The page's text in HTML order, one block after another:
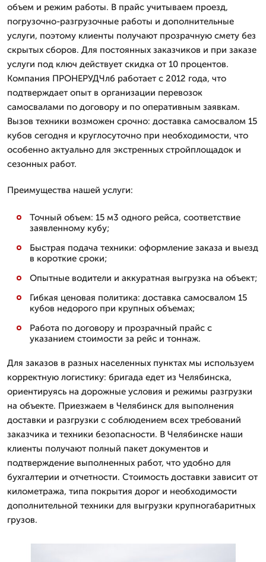
объем и режим работы. В прайс учитываем проезд,
погрузочно-разгрузочные работы и дополнительные
услуги, поэтому клиенты получают прозрачную смету без
скрытых сборов. Для постоянных заказчиков и при заказе
услуги под ключ действует скидка от 10 процентов.
Компания ПРОНЕРУДЧлб работает с 2012 года, что
подтверждает опыт в организации перевозок
самосвалами по договору и по оперативным заявкам.
Вызов техники возможен срочно: доставка самосвалом 15
кубов сегодня и круглосуточно при необходимости, что
особенно актуально для экстренных стройплощадок и
сезонных работ.
Преимущества нашей услуги:
Точный объем: 15 м3 одного рейса, соответствие
заявленному кубу;
Быстрая подача техники: оформление заказа и выезд
в короткие сроки;
Опытные водители и аккуратная выгрузка на объект;
Гибкая ценовая политика: доставка самосвалом 15
кубов недорого при крупных объемах;
Работа по договору и прозрачный прайс с
указанием стоимости за рейс и тоннаж.
Для заказов в разных населенных пунктах мы используем
корректную логистику: бригада едет из Челябинска,
ориентируясь на дорожные условия и режимы разгрузки
на объекте. Приезжаем в Челябинск для выполнения
доставки и разгрузки с соблюдением всех требований
заказчика и техники безопасности. В Челябинске наши
клиенты получают полный пакет документов и
подтверждение выполненных работ, что удобно для
бухгалтерии и отчетности. Стоимость доставки зависит от
километража, типа покрытия дорог и необходимости
дополнительной техники для выгрузки крупногабаритных
грузов.